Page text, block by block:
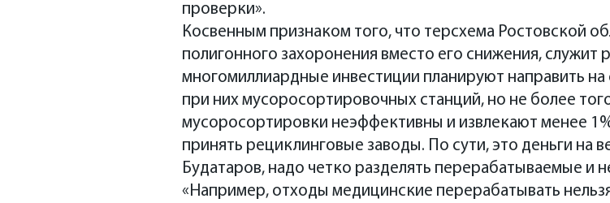
проверки».
Косвенным признаком того, что терсхема Ростовской
полигонного захоронения вместо его снижения, служит
многомиллиардные инвестиции планируют направить на
при них мусоросортировочных станций, но не более
мусоросортировки неэффективны и извлекают менее
принять рециклинговые заводы. По сути, это деньги на
Будатаров, надо четко разделять перерабатываемые и
«Например, отходы медицинские перерабатывать